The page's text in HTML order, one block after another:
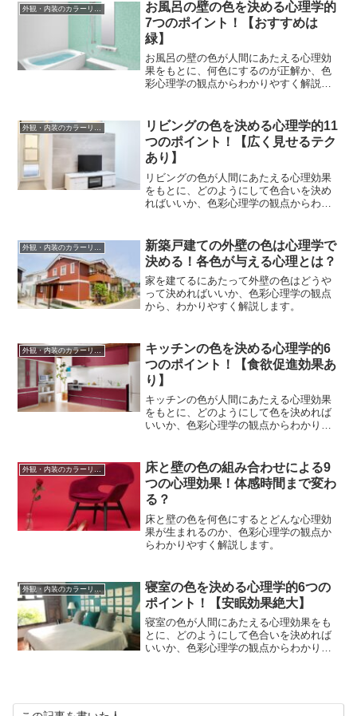
外観・内装のカラーリング
お風呂の壁の色を決める心理学的
7つのポイント！【おすすめは
緑】
お風呂の壁の色が人間にあたえる心理効
果をもとに、何色にするのが正解か、色
彩心理学の観点からわかりやすく解説し
外観・内装のカラーリング
リビングの色を決める心理学的11
つのポイント！【広く見せるテク
あり】
リビングの色が人間にあたえる心理効果
をもとに、どのようにして色合いを決め
ればいいか、色彩心理学の観点からわか
新築戸建ての外壁の色は心理学で
決める！各色が与える心理とは？
家を建てるにあたって外壁の色はどうや
って決めればいいか、色彩心理学の観点
から、わかりやすく解説します。
外観・内装のカラーリング
キッチンの色を決める心理学的6
つのポイント！【食欲促進効果あ
り】
キッチンの色が人間にあたえる心理効果
をもとに、どのようにして色を決めれば
いいか、色彩心理学の観点からわかりや
外観・内装のカラーリング
床と壁の色の組み合わせによる9
つの心理効果！体感時間まで変わ
る？
床と壁の色を何色にするとどんな心理効
果が生まれるのか、色彩心理学の観点か
らわかりやすく解説します。
寝室の色を決める心理学的6つの
ポイント！【安眠効果絶大】
寝室の色が人間にあたえる心理効果をも
とに、どのようにして色合いを決めれば
いいか、色彩心理学の観点からわかりや